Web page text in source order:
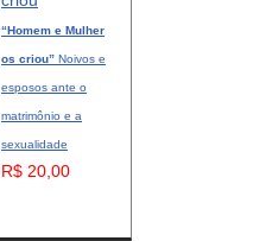
“Homem e Mulher
os criou” Noivos e
esposos ante o
matrimônio e a
sexualidade
R$ 20,00